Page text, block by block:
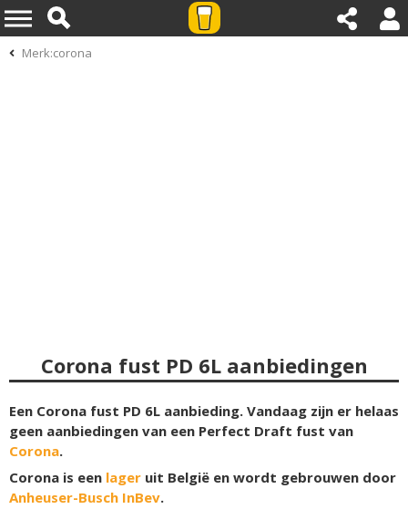
Merk:corona
Corona fust PD 6L aanbiedingen
Een Corona fust PD 6L aanbieding. Vandaag zijn er helaas
geen aanbiedingen van een Perfect Draft fust van
Corona.
Corona is een lager uit België en wordt gebrouwen door
Anheuser-Busch InBev.